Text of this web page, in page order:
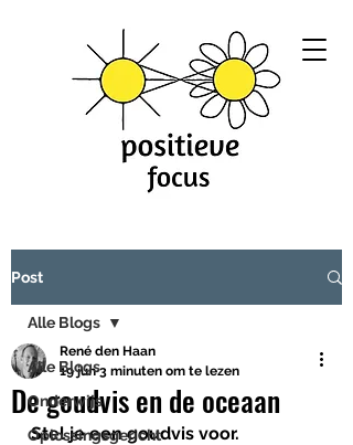
Post
Alle Blogs
Onderwijs
Oplossingsgericht
Alle Blogs
De goudvis en de oceaan
René den Haan
19 jun 3 minuten om te lezen
Stel je een goudvis voor.